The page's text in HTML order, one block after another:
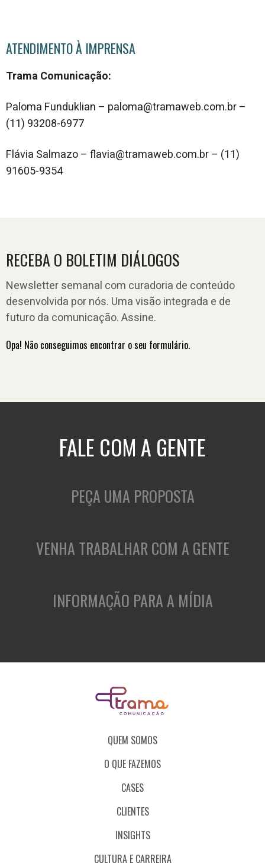
ATENDIMENTO À IMPRENSA
Trama Comunicação:
Paloma Funduklian – paloma@tramaweb.com.br –
(11) 93208-6977
Flávia Salmazo – flavia@tramaweb.com.br – (11)
91605-9354
RECEBA O BOLETIM DIÁLOGOS
Newsletter semanal com curadoria de conteúdo
desenvolvida por nós. Uma visão integrada e de
futuro da comunicação. Assine.
Opa! Não conseguimos encontrar o seu formulário.
FALE COM A GENTE
PEÇA UMA PROPOSTA
VENHA TRABALHAR COM A GENTE
INFORMAÇÃO PARA A MÍDIA
QUEM SOMOS
O QUE FAZEMOS
CASES
CLIENTES
INSIGHTS
CULTURA E CARREIRA